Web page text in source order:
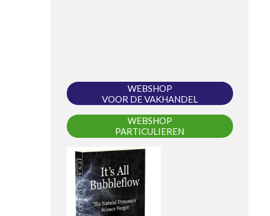
WEBSHOP
VOOR DE VAKHANDEL
WEBSHOP
PARTICULIEREN